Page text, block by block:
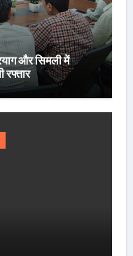
और सिमली में
रफ्तार